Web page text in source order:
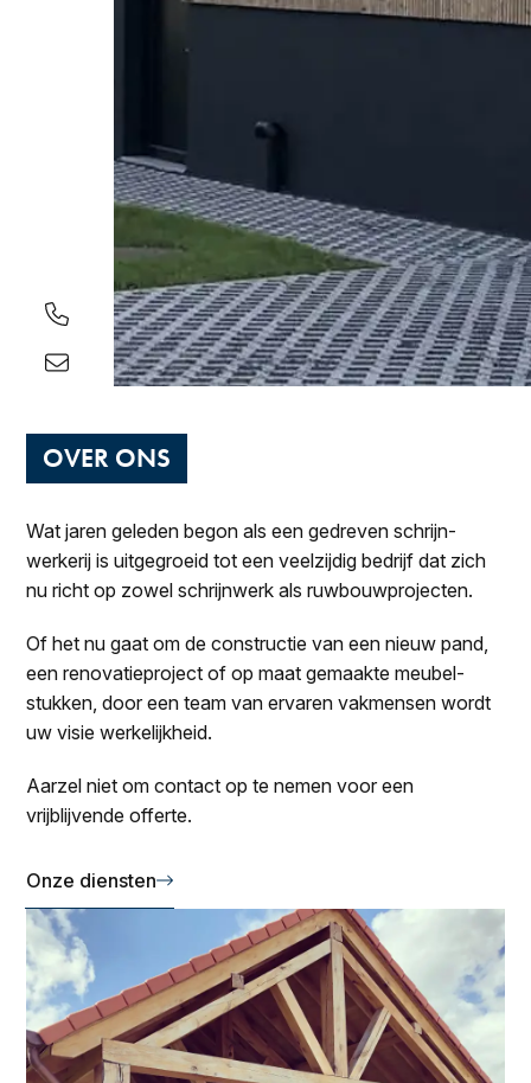
OVER ONS
Wat jaren geleden begon als een gedreven schrijn­
werkerij is uitgegroeid tot een veelzijdig bedrijf dat zich
nu richt op zowel schrijnwerk als ruwbouwprojecten.
Of het nu gaat om de constructie van een nieuw pand,
een renovatieproject of op maat gemaakte meubel­
stukken, door een team van ervaren vakmensen wordt
uw visie werkelijkheid.
Aarzel niet om contact op te nemen voor een
vrijblijvende offerte.
Onze diensten